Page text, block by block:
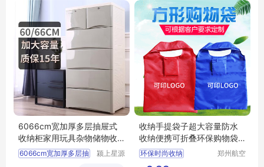
6066cm宽加厚多层抽屉式
收纳柜家用玩具杂物储物收
纳柜子整理箱
6066cm宽加厚多层抽
颍上星源
收纳手提袋子超大容量防水
收纳便携可折叠环保购物袋
印字印logo
环保时尚收纳
手提袋子
郑州航空